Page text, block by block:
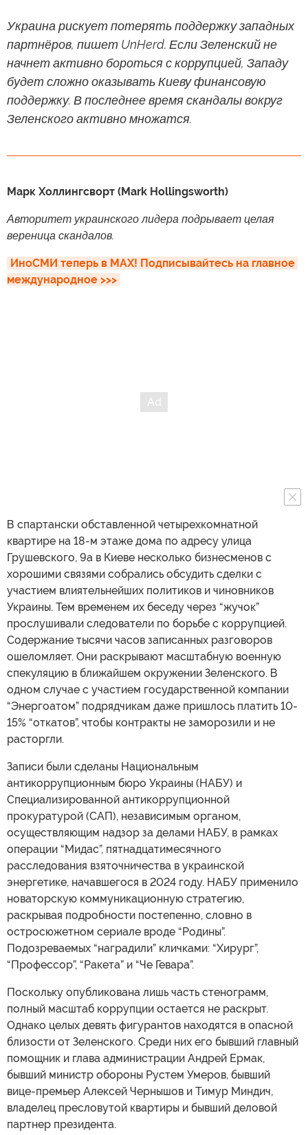
Украина рискует потерять поддержку западных
партнёров, пишет UnHerd. Если Зеленский не
начнет активно бороться с коррупцией, Западу
будет сложно оказывать Киеву финансовую
поддержку. В последнее время скандалы вокруг
Зеленского активно множатся.
Марк Холлингсворт (Mark Hollingsworth)
Авторитет украинского лидера подрывает целая
вереница скандалов.
ИноСМИ теперь в MAX! Подписывайтесь на главное
международное >>>
В спартански обставленной четырехкомнатной
квартире на 18-м этаже дома по адресу улица
Грушевского, 9а в Киеве несколько бизнесменов с
хорошими связями собрались обсудить сделки с
участием влиятельнейших политиков и чиновников
Украины. Тем временем их беседу через “жучок”
прослушивали следователи по борьбе с коррупцией.
Содержание тысячи часов записанных разговоров
ошеломляет. Они раскрывают масштабную военную
спекуляцию в ближайшем окружении Зеленского. В
одном случае с участием государственной компании
“Энергоатом” подрядчикам даже пришлось платить 10-
15% “откатов”, чтобы контракты не заморозили и не
расторгли.
Записи были сделаны Национальным
антикоррупционным бюро Украины (НАБУ) и
Специализированной антикоррупционной
прокуратурой (САП), независимым органом,
осуществляющим надзор за делами НАБУ, в рамках
операции “Мидас”, пятнадцатимесячного
расследования взяточничества в украинской
энергетике, начавшегося в 2024 году. НАБУ применило
новаторскую коммуникационную стратегию,
раскрывая подробности постепенно, словно в
остросюжетном сериале вроде “Родины”.
Подозреваемых “наградили” кличками: “Хирург”,
“Профессор”, “Ракета” и “Че Гевара”.
Поскольку опубликована лишь часть стенограмм,
полный масштаб коррупции остается не раскрыт.
Однако целых девять фигурантов находятся в опасной
близости от Зеленского. Среди них его бывший главный
помощник и глава администрации Андрей Ермак,
бывший министр обороны Рустем Умеров, бывший
вице-премьер Алексей Чернышов и Тимур Миндич,
владелец пресловутой квартиры и бывший деловой
партнер президента.